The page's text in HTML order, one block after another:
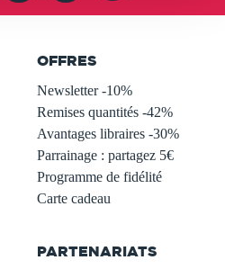
OFFRES
Newsletter -10%
Remises quantités -42%
Avantages libraires -30%
Parrainage : partagez 5€
Programme de fidélité
Carte cadeau
PARTENARIATS